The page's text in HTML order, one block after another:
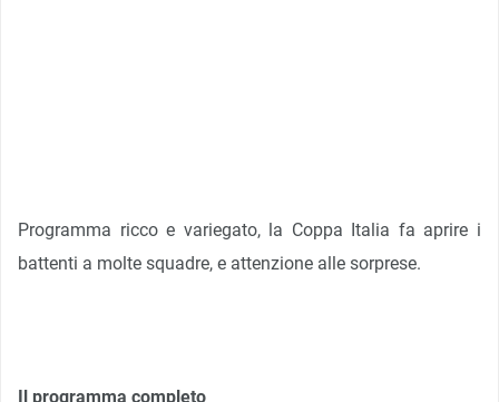
Programma ricco e variegato, la Coppa Italia fa aprire i
battenti a molte squadre, e attenzione alle sorprese.
Il programma completo